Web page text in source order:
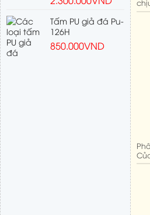
Tấm PU giả đá Pu-
126H
850.000VND